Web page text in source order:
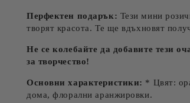
Перфектен подарък: Тези мини
творят красота. Те ще вдъхновят
Не се колебайте да добавите тези
за творчество!
Основни характеристики: * Цвят:
дома, флорални аранжировки.